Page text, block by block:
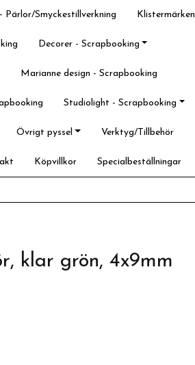
Pärlor/Smyckestillverkning Klistermärken
Decorer - Scrapbooking
Marianne design - Scrapbooking
Studiolight - Scrapbooking
Övrigt pyssel Verktyg/Tillbehör
Köpvillkor Specialbeställningar
klar grön, 4x9mm